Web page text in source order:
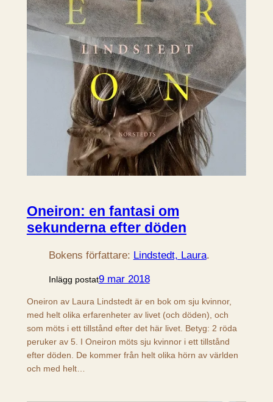
Oneiron: en fantasi om
sekunderna efter döden
Bokens författare: Lindstedt, Laura.
Inlägg postat9 mar 2018
Oneiron av Laura Lindstedt är en bok om sju kvinnor,
med helt olika erfarenheter av livet (och döden), och
som möts i ett tillstånd efter det här livet. Betyg: 2 röda
peruker av 5. I Oneiron möts sju kvinnor i ett tillstånd
efter döden. De kommer från helt olika hörn av världen
och med helt…